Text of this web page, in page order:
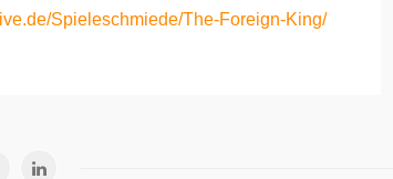
Spieleschmiede/The-Foreign-King/